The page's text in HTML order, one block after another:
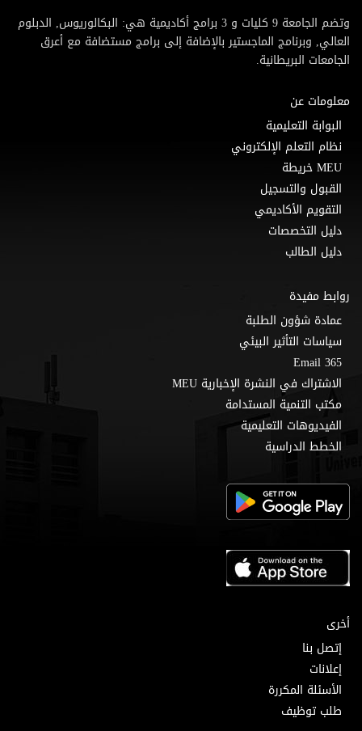
وتضم الجامعة 9 كليات و 3 برامج أكاديمية هي: البكالوريوس, الدبلوم
العالي, وبرنامج الماجستير بالإضافة إلى برامج مستضافة مع أعرق
الجامعات البريطانية.
معلومات عن
البوابة التعليمية
نظام التعلم الإلكتروني
MEU خريطة
القبول والتسجيل
التقويم الأكاديمي
دليل التخصصات
دليل الطالب
روابط مفيدة
عمادة شؤون الطلبة
سياسات التأثير البيئي
Email 365
الاشتراك في النشرة الإخبارية MEU
مكتب التنمية المستدامة
الفيديوهات التعليمية
الخطط الدراسية
أخرى
إتصل بنا
إعلانات
الأسئلة المكررة
طلب توظيف